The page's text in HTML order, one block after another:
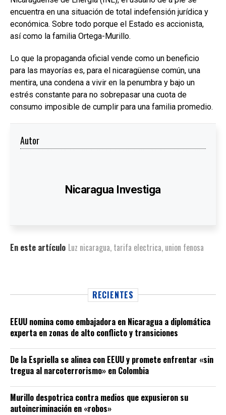
encuentra en una situación de total indefensión jurídica y
económica. Sobre todo porque el Estado es accionista,
así como la familia Ortega-Murillo.
Lo que la propaganda oficial vende como un beneficio
para las mayorías es, para el nicaragüense común, una
mentira, una condena a vivir en la penumbra y bajo un
estrés constante para no sobrepasar una cuota de
consumo imposible de cumplir para una familia promedio.
Autor
Nicaragua Investiga
En este artículo Luz nicaragua, tarifa electrica, union fenosa
RECIENTES
EEUU nomina como embajadora en Nicaragua a diplomática
experta en zonas de alto conflicto y transiciones
De la Espriella se alinea con EEUU y promete enfrentar «sin
tregua al narcoterrorismo» en Colombia
Murillo despotrica contra medios que expusieron su
autoincriminación en «robos»